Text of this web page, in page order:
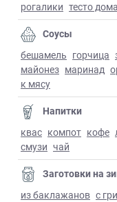
рогалики тесто
Соусы
бешамель горчица
майонез маринад
к мясу
Напитки
квас компот кофе
смузи чай
Заготовки на
из баклажанов с